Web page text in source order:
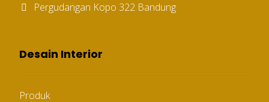
Pergudangan Kopo 322 Bandung
Desain Interior
Produk